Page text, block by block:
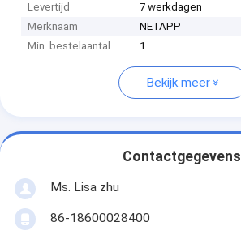
Levertijd
7 werkdagen
Merknaam
NETAPP
Min. bestelaantal
1
Bekijk meer
Contactgegevens
Ms. Lisa zhu
86-18600028400